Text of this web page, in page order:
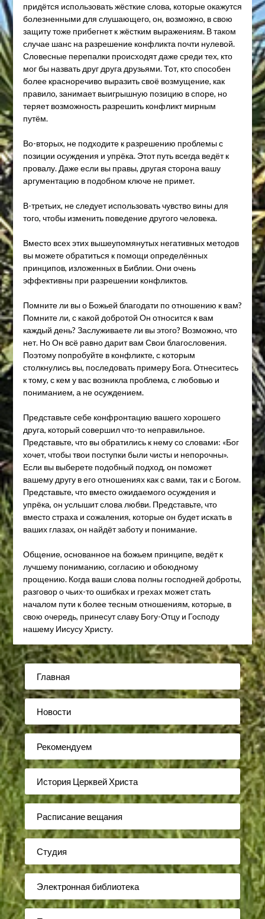
придётся использовать жёсткие слова, которые окажутся
болезненными для слушающего, он, возможно, в свою
защиту тоже прибегнет к жёстким выражениям. В таком
случае шанс на разрешение конфликта почти нулевой.
Словесные перепалки происходят даже среди тех, кто
мог бы назвать друг друга друзьями. Тот, кто способен
более красноречиво выразить своё возмущение, как
правило, занимает выигрышную позицию в споре, но
теряет возможность разрешить конфликт мирным
путём.
Во-вторых, не подходите к разрешению проблемы с
позиции осуждения и упрёка. Этот путь всегда ведёт к
провалу. Даже если вы правы, другая сторона вашу
аргументацию в подобном ключе не примет.
В-третьих, не следует использовать чувство вины для
того, чтобы изменить поведение другого человека.
Вместо всех этих вышеупомянутых негативных методов
вы можете обратиться к помощи определённых
принципов, изложенных в Библии. Они очень
эффективны при разрешении конфликтов.
Помните ли вы о Божьей благодати по отношению к вам?
Помните ли, с какой добротой Он относится к вам
каждый день? Заслуживаете ли вы этого? Возможно, что
нет. Но Он всё равно дарит вам Свои благословения.
Поэтому попробуйте в конфликте, с которым
столкнулись вы, последовать примеру Бога. Отнеситесь
к тому, с кем у вас возникла проблема, с любовью и
пониманием, а не осуждением.
Представьте себе конфронтацию вашего хорошего
друга, который совершил что-то неправильное.
Представьте, что вы обратились к нему со словами: «Бог
хочет, чтобы твои поступки были чисты и непорочны».
Если вы выберете подобный подход, он поможет
вашему другу в его отношениях как с вами, так и с Богом.
Представьте, что вместо ожидаемого осуждения и
упрёка, он услышит слова любви. Представьте, что
вместо страха и сожаления, которые он будет искать в
ваших глазах, он найдёт заботу и понимание.
Общение, основанное на божьем принципе, ведёт к
лучшему пониманию, согласию и обоюдному
прощению. Когда ваши слова полны господней доброты,
разговор о чьих-то ошибках и грехах может стать
началом пути к более тесным отношениям, которые, в
свою очередь, принесут славу Богу-Отцу и Господу
нашему Иисусу Христу.
Главная
Новости
Рекомендуем
История Церквей Христа
Расписание вещания
Студия
Электронная библиотека